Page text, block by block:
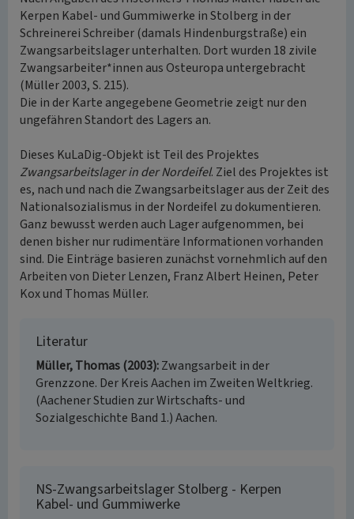
Kerpen Kabel- und Gummiwerke in Stolberg in der
Schreinerei Schreiber (damals Hindenburgstraße) ein
Zwangsarbeitslager unterhalten. Dort wurden 18 zivile
Zwangsarbeiter*innen aus Osteuropa untergebracht
(Müller 2003, S. 215).
Die in der Karte angegebene Geometrie zeigt nur den
ungefähren Standort des Lagers an.
Dieses KuLaDig-Objekt ist Teil des Projektes
Zwangsarbeitslager in der Nordeifel. Ziel des Projektes ist
es, nach und nach die Zwangsarbeitslager aus der Zeit des
Nationalsozialismus in der Nordeifel zu dokumentieren.
Ganz bewusst werden auch Lager aufgenommen, bei
denen bisher nur rudimentäre Informationen vorhanden
sind. Die Einträge basieren zunächst vornehmlich auf den
Arbeiten von Dieter Lenzen, Franz Albert Heinen, Peter
Kox und Thomas Müller.
Literatur
Müller, Thomas (2003) Zwangsarbeit in der
Grenzzone. Der Kreis Aachen im Zweiten Weltkrieg.
(Aachener Studien zur Wirtschafts- und
Sozialgeschichte Band 1.) Aachen.
NS-Zwangsarbeitslager Stolberg - Kerpen
Kabel- und Gummiwerke